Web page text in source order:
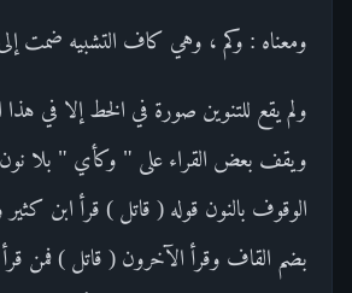
ومعناه : وكم ، وهي كاف التشبيه ضمت
ولم يقع للتنوين صورة في الخط إلا في
ويقف بعض القراء على " وكأي " بلا نون
الوقوف بالنون قوله ( قاتل ) قرأ ابن كثير
بضم القاف وقرأ الآخرون ( قاتل ) فمن